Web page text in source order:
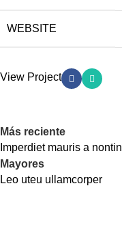
WEBSITE
View Project
Más reciente
Imperdiet mauris a nontin
Mayores
Leo uteu ullamcorper